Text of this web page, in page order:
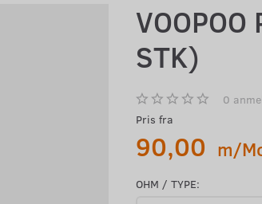
STK)
0
Pris fra
90,00 m/
OHM / TYPE: